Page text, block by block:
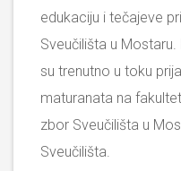
edukaciju i tečajeve
Sveučilišta u
su trenutno u toku
maturanata na
zbor Sveučilišta u
Sveučilišta.